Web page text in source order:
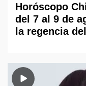
Horóscopo
del 7 al 9 de
la regencia